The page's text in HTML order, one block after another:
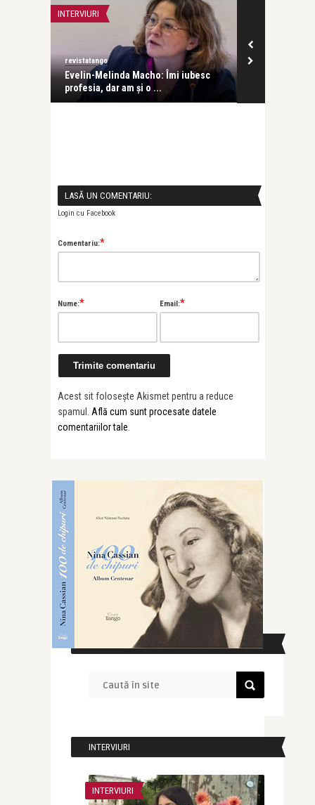
INTERVIURI
revistatango
Evelin-Melinda Macho: Îmi iubesc
profesia, dar am și o ...
LASĂ UN COMENTARIU:
Login cu Facebook
Comentariu:*
Nume:* Email:*
Acest sit folosește Akismet pentru a reduce
spamul. Află cum sunt procesate datele
comentariilor tale
CAUTĂ ÎN SITE
INTERVIURI
INTERVIURI